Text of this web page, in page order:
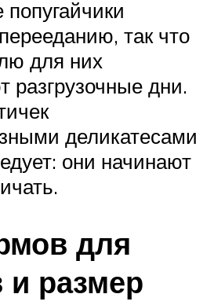
так что
для них
разгрузочные дни.
деликатесами
они начинают
для
и размер